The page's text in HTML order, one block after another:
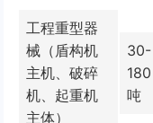
工程重型器
械（盾构机
主机、破碎
机、起重机
主体）
30-
180
吨